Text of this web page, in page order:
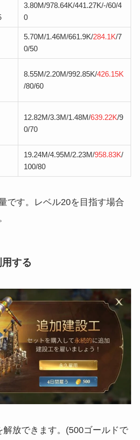
3.80M/978.64K/441.27K/-/60/4
0
5.70M/1.46M/661.9K/284.1K/7
0/50
8.55M/2.20M/992.85K/426.15K
/80/60
12.82M/3.3M/1.48M/639.22K/9
0/70
19.24M/4.95M/2.23M/958.83K/
100/80
です。レベル20を目指す場合
する
解放できます。(500ゴールドで